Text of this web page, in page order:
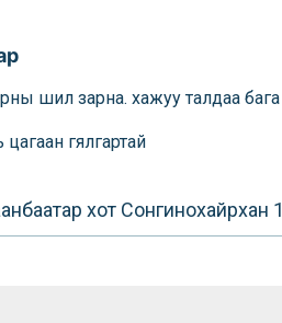
шил зарна. хажуу талдаа бага
цагаан гялгартай
хот Сонгинохайрхан